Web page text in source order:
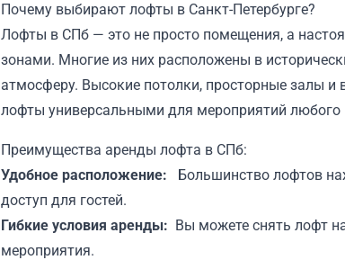
Почему выбирают лофты в Санкт-Петербурге?
Лофты в СПб — это не просто помещения, а
зонами. Многие из них расположены в
атмосферу. Высокие потолки, просторные залы
лофты универсальными для мероприятий
Преимущества аренды лофта в СПб:
Удобное расположение:
Большинство лофтов
доступ для гостей.
Гибкие условия аренды: Вы можете снять лофт
мероприятия.